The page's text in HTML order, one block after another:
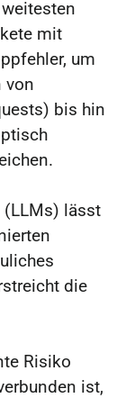
mit
um
von
bis hin
(LLMs) lässt
die
Risiko
ist,